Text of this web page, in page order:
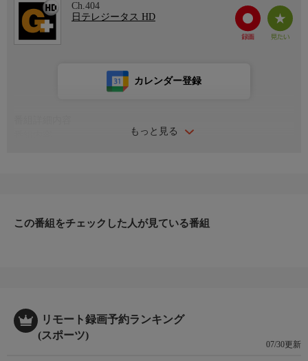
Ch.404
日テレジータス HD
もっと見る
カレンダー登録
この番組をチェックした人が見ている番組
リモート録画予約ランキング
(スポーツ)
07/30更新